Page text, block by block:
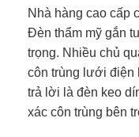
Nhà hàng cao cấp
Đèn thẩm mỹ gắn
trọng. Nhiều chủ
côn trùng lưới điện
trả lời là đèn keo
xác côn trùng bên